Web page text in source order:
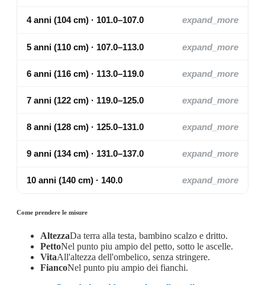
4 anni (104 cm) · 101.0–107.0 expand_more
5 anni (110 cm) · 107.0–113.0 expand_more
6 anni (116 cm) · 113.0–119.0 expand_more
7 anni (122 cm) · 119.0–125.0 expand_more
8 anni (128 cm) · 125.0–131.0 expand_more
9 anni (134 cm) · 131.0–137.0 expand_more
10 anni (140 cm) · 140.0 expand_more
Come prendere le misure
AltezzaDa terra alla testa, bambino scalzo e dritto.
PettoNel punto piu ampio del petto, sotto le ascelle.
VitaAll'altezza dell'ombelico, senza stringere.
FiancoNel punto piu ampio dei fianchi.